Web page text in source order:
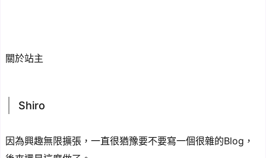
關於站主
Shiro
因為興趣無限擴張，一直很猶豫要不要寫一個很雜的Blog，